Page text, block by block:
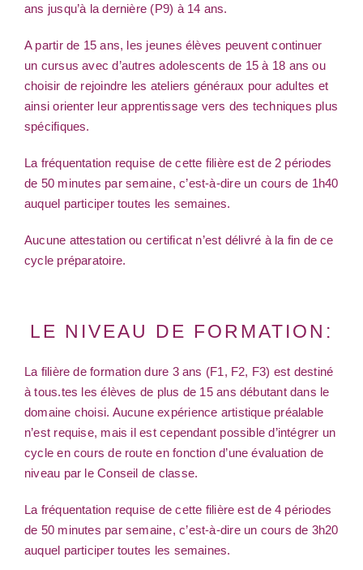
ans jusqu’à la dernière (P9) à 14 ans.
A partir de 15 ans, les jeunes élèves peuvent continuer
un cursus avec d’autres adolescents de 15 à 18 ans ou
choisir de rejoindre les ateliers généraux pour adultes et
ainsi orienter leur apprentissage vers des techniques plus
spécifiques.
La fréquentation requise de cette filière est de 2 périodes
de 50 minutes par semaine, c’est-à-dire un cours de 1h40
auquel participer toutes les semaines.
Aucune attestation ou certificat n’est délivré à la fin de ce
cycle préparatoire.
LE NIVEAU DE FORMATION:
La filière de formation dure 3 ans (F1, F2, F3) est destiné
à tous.tes les élèves de plus de 15 ans débutant dans le
domaine choisi. Aucune expérience artistique préalable
n’est requise, mais il est cependant possible d’intégrer un
cycle en cours de route en fonction d’une évaluation de
niveau par le Conseil de classe.
La fréquentation requise de cette filière est de 4 périodes
de 50 minutes par semaine, c’est-à-dire un cours de 3h20
auquel participer toutes les semaines.